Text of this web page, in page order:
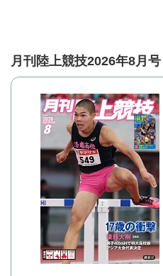
月刊陸上競技2026年8月号